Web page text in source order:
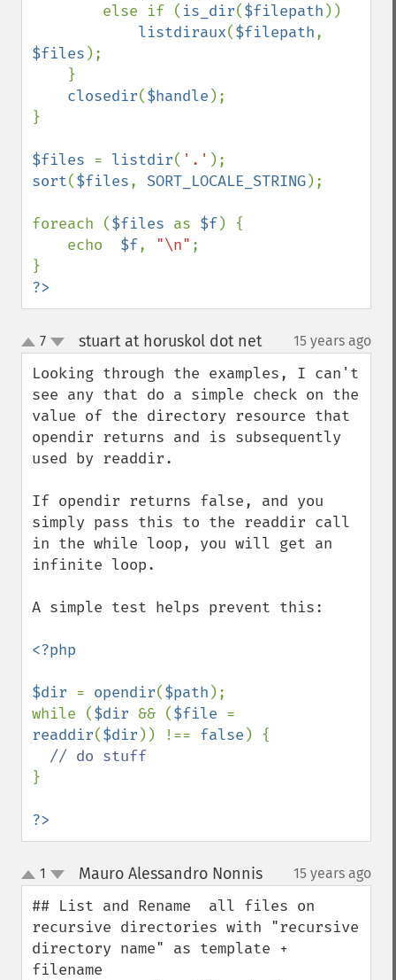
        else if (
is_dir($filepath ))
listdiraux($filepath
$files );
closedir($handle );
}
$files = listdir( '.'
sort($files, SORT_LOCALE_STRING);
foreach ($files as $f) {
    echo
$f, "\n" ;
?>
up
down
7 stuart at horuskol dot net¶ 15 years ago
Looking through the examples, I can't
see any that do a simple check on the
value of the directory resource that
opendir returns and is subsequently
used by readdir.
If opendir returns false, and you
simply pass this to the readdir call
in the while loop, you will get an
infinite loop.
A simple test helps prevent this:
<?php
$dir = opendir($path );
while ($dir && ($file
readdir($dir )) !== false ) {
}
?>
up
down
1 Mauro Alessandro Nonnis¶ 15 years ago
## List and Rename  all files on
recursive directories with "recursive
directory name" as template +
filename